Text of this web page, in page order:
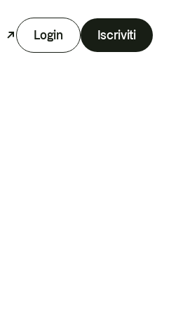
Login Iscriviti